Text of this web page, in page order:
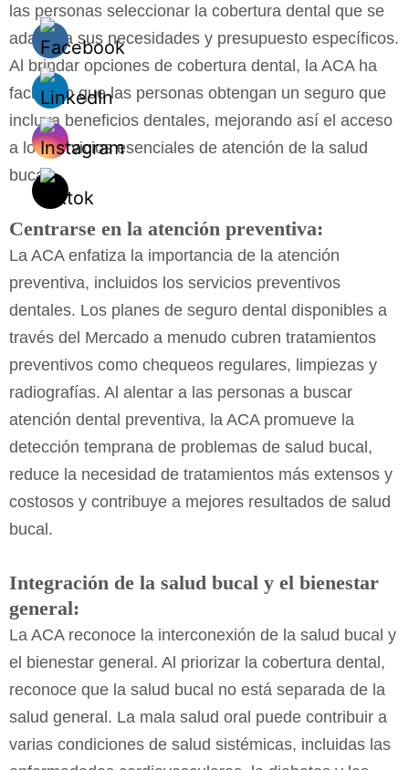
las personas seleccionar la cobertura dental que se
adapte a sus necesidades y presupuesto específicos.
Al brindar opciones de cobertura dental, la ACA ha
facilitado que las personas obtengan un seguro que
incluya beneficios dentales, mejorando así el acceso
a los servicios esenciales de atención de la salud
bucal.
Centrarse en la atención preventiva:
La ACA enfatiza la importancia de la atención
preventiva, incluidos los servicios preventivos
dentales. Los planes de seguro dental disponibles a
través del Mercado a menudo cubren tratamientos
preventivos como chequeos regulares, limpiezas y
radiografías. Al alentar a las personas a buscar
atención dental preventiva, la ACA promueve la
detección temprana de problemas de salud bucal,
reduce la necesidad de tratamientos más extensos y
costosos y contribuye a mejores resultados de salud
bucal.
Integración de la salud bucal y el bienestar
general:
La ACA reconoce la interconexión de la salud bucal y
el bienestar general. Al priorizar la cobertura dental,
reconoce que la salud bucal no está separada de la
salud general. La mala salud oral puede contribuir a
varias condiciones de salud sistémicas, incluidas las